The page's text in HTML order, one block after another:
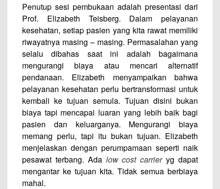
Penutup sesi pembukaan adalah presentasi dari
Prof. Elizabeth Teisberg. Dalam pelayanan
kesehatan, setiap pasien yang kita rawat memiliki
riwayatnya masing – masing. Permasalahan yang
selalu dibahas saat ini adalah bagaimana
mengurangi biaya atau mencari alternatif
pendanaan. Elizabeth menyampaikan bahwa
pelayanan kesehatan perlu bertransformasi untuk
kembali ke tujuan semula. Tujuan disini bukan
biaya tapi mencapai luaran yang lebih baik bagi
pasien dan keluarganya. Mengurangi biaya
memang perlu, tapi itu bukan tujuan. Elizabeth
menjelaskan dengan perumpamaan seperti naik
pesawat terbang. Ada low cost carrieryg dapat
mengantar ke tujuan kita. Tidak semua berbiaya
mahal.